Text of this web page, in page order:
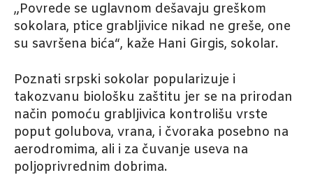
„Povrede se uglavnom dešavaju greškom
sokolara, ptice grabljivice nikad ne greše, one
su savršena bića“, kaže Hani Girgis, sokolar.
Poznati srpski sokolar popularizuje i
takozvanu biološku zaštitu jer se na prirodan
način pomoću grabljivica kontrolišu vrste
poput golubova, vrana, i čvoraka posebno na
aerodromima, ali i za čuvanje useva na
poljoprivrednim dobrima.